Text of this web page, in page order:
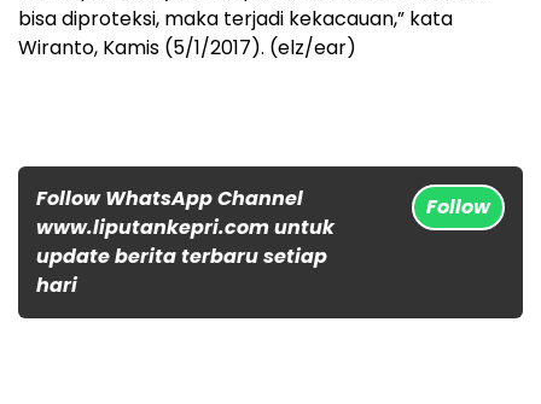
bisa diproteksi, maka terjadi kekacauan,” kata
Wiranto, Kamis (5/1/2017). (elz/ear)
Follow WhatsApp Channel
www.liputankepri.com untuk
update berita terbaru setiap
hari
Follow